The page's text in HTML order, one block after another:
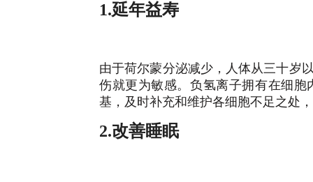
1.延年益寿
由于荷尔蒙分泌减少，人体从三十岁
伤就更为敏感。负氢离子拥有在细
基，及时补充和维护各细胞不足之处
2.改善睡眠